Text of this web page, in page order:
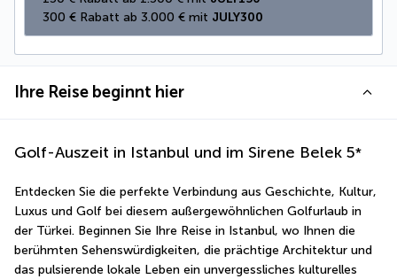
300 € Rabatt ab 3.000 € mit JULY300
Ihre Reise beginnt hier
Golf-Auszeit in Istanbul und im Sirene Belek 5*
Entdecken Sie die perfekte Verbindung aus Geschichte, Kultur,
Luxus und Golf bei diesem außergewöhnlichen Golfurlaub in
der Türkei. Beginnen Sie Ihre Reise in Istanbul, wo Ihnen die
berühmten Sehenswürdigkeiten, die prächtige Architektur und
das pulsierende lokale Leben ein unvergessliches kulturelles